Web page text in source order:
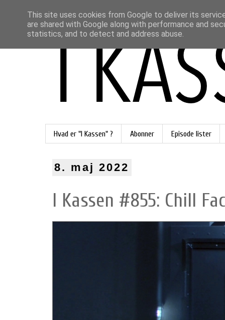
Hvad er "I Kassen" ? Abonner Episode lister
8. maj 2022
I Kassen #855: Chill
This site uses cookies from Google to deliver its
are shared with Google along with performance and
statistics, and to detect and address abuse.